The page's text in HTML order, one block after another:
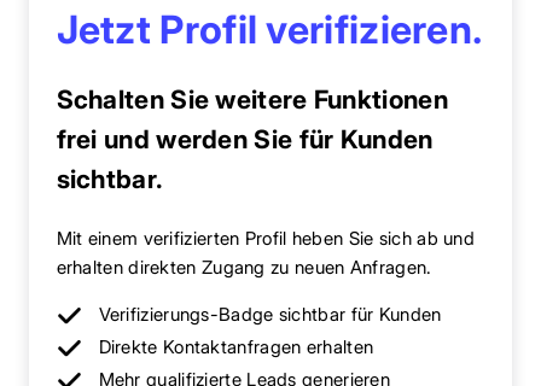
Jetzt Profil verifizieren.
Schalten Sie weitere Funktionen
frei und werden Sie für Kunden
sichtbar.
Mit einem verifizierten Profil heben Sie sich ab und
erhalten direkten Zugang zu neuen Anfragen.
Verifizierungs-Badge sichtbar für Kunden
Direkte Kontaktanfragen erhalten
Mehr qualifizierte Leads generieren